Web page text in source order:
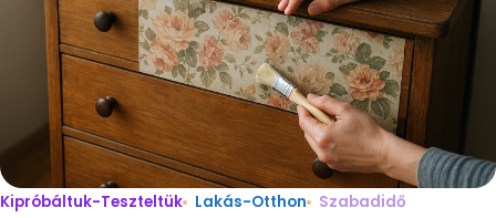
Kipróbáltuk-Teszteltük Lakás-Otthon Szabadidő